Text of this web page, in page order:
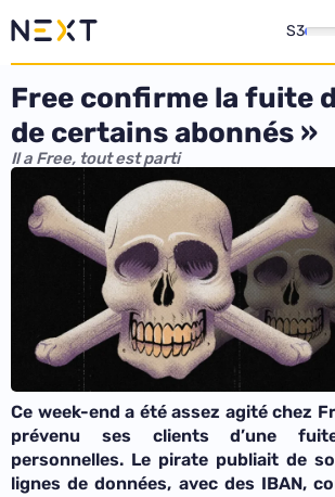
S3
Free confirme la fuite
de certains abonnés »
Il a Free, tout est parti
Ce week-end a été assez agité chez
prévenu ses clients d’une
personnelles. Le pirate publiait de
lignes de données, avec des IBAN,